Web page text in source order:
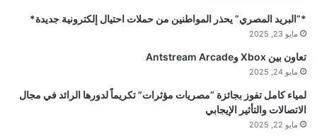
*”البريد المصري” يحذر المواطنين من حملات احتيال إلكترونية جديدة*
مايو 23, 2025
تعاون بين Xbox وAntstream Arcade
مايو 24, 2025
لمياء كامل تفوز بجائزة “مصريات مؤثرات” تكريماً لدورها الرائد في مجال
الاتصالات والتأثير الإيجابي
مايو 22, 2025